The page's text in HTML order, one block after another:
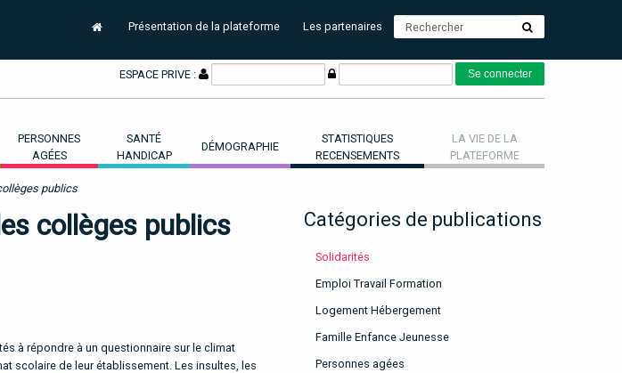
Présentation de la plateforme Les partenaires
ESPACE PRIVE :
PERSONNES
AGÉES
SANTÉ
HANDICAP
DÉMOGRAPHIE
STATISTIQUES
RECENSEMENTS
LA VIE DE LA
PLATEFORME
publics
collèges publics
à répondre à un questionnaire sur le climat
scolaire de leur établissement. Les insultes, les
Catégories de publications
Solidarités
Emploi Travail Formation
Logement Hébergement
Famille Enfance Jeunesse
Personnes agées